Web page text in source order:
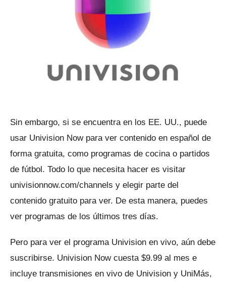
Sin embargo, si se encuentra en los EE. UU., puede
usar Univision Now para ver contenido en español de
forma gratuita, como programas de cocina o partidos
de fútbol. Todo lo que necesita hacer es visitar
univisionnow.com/channels y elegir parte del
contenido gratuito para ver. De esta manera, puedes
ver programas de los últimos tres días.
Pero para ver el programa Univision en vivo, aún debe
suscribirse. Univision Now cuesta $9.99 al mes e
incluye transmisiones en vivo de Univision y UniMás,